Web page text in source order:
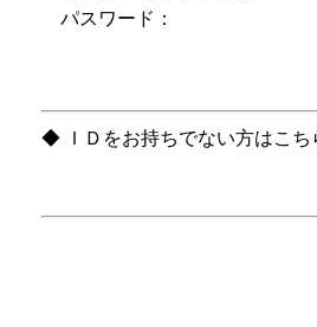
パスワード：
◆ ＩＤをお持ちでない方はこち